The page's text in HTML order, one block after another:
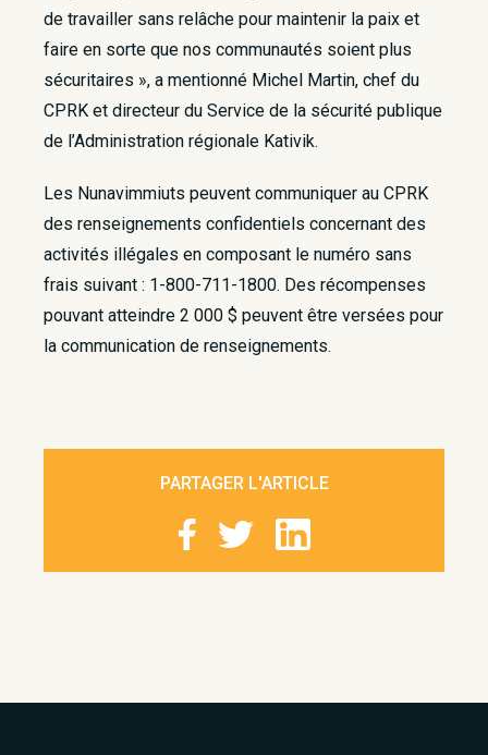
de travailler sans relâche pour maintenir la paix et
faire en sorte que nos communautés soient plus
sécuritaires », a mentionné Michel Martin, chef du
CPRK et directeur du Service de la sécurité publique
de l’Administration régionale Kativik.
Les Nunavimmiuts peuvent communiquer au CPRK
des renseignements confidentiels concernant des
activités illégales en composant le numéro sans
frais suivant : 1-800-711-1800. Des récompenses
pouvant atteindre 2 000 $ peuvent être versées pour
la communication de renseignements.
PARTAGER L'ARTICLE